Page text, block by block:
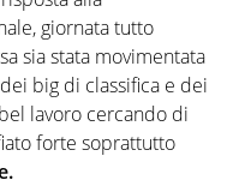
giornata tutto
sia stata movimentata
big di classifica e dei
lavoro cercando di
forte soprattutto